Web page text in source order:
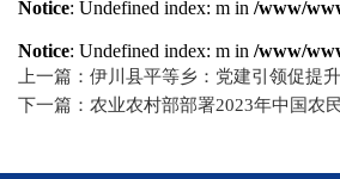
Notice: Undefined index: m in /www/
Notice: Undefined index: m in /www/
上一篇：伊川县平等乡：党建引领促提
下一篇：农业农村部部署2023年中国农